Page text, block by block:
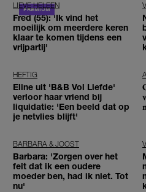
LIEVE HELEEN
Fred (55): 'Ik vind het
moeilijk om meerdere keren
klaar te komen tijdens een
vrijpartij'
HEFTIG
Eline uit 'B&B Vol Liefde'
verloor haar vriend bij
liquidatie: 'Een beeld dat op
je netvlies blijft'
BARBARA & JOOST
Barbara: 'Zorgen over het
feit dat ik een oudere
moeder ben, had ik niet. Tot
nu'